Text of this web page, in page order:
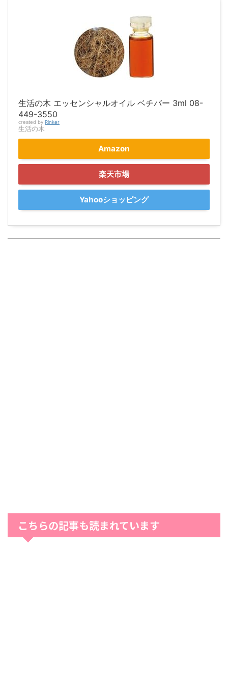
生活の木 エッセンシャルオイル ベチバー 3ml 08-
449-3550
created by Rinker
生活の木
Amazon
楽天市場
Yahooショッピング
こちらの記事も読まれています